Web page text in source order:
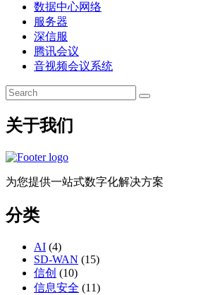
数据中心网络
服务器
深信服
腾讯会议
音视频会议系统
关于我们
为您提供一站式数字化解决方案
分类
AI (4)
SD-WAN (15)
信创 (10)
信息安全 (11)